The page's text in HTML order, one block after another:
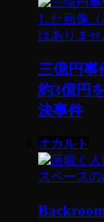
三億円事
約3億円
決事件
オカルト